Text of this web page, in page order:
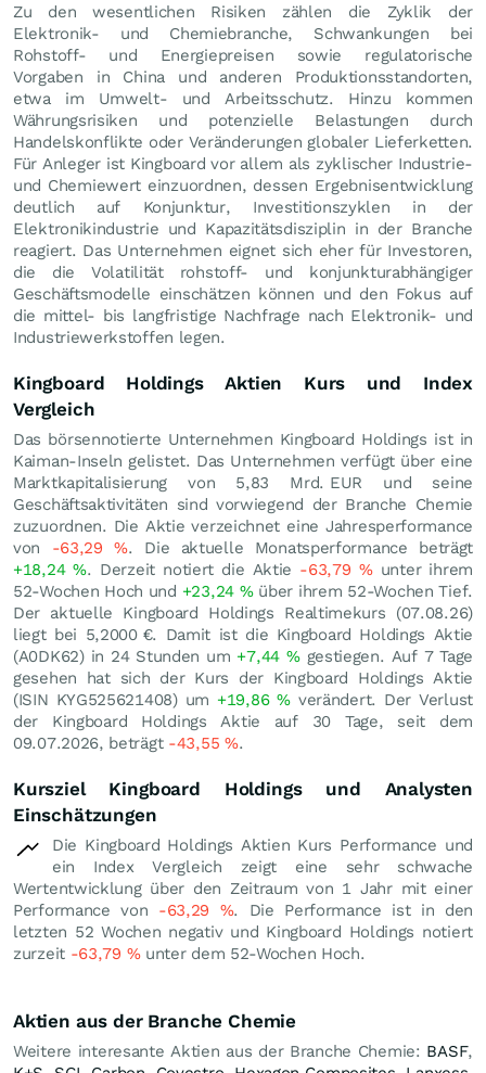
Zu den wesentlichen Risiken zählen die Zyklik der
Elektronik- und Chemiebranche, Schwankungen bei
Rohstoff- und Energiepreisen sowie regulatorische
Vorgaben in China und anderen Produktionsstandorten,
etwa im Umwelt- und Arbeitsschutz. Hinzu kommen
Währungsrisiken und potenzielle Belastungen durch
Handelskonflikte oder Veränderungen globaler Lieferketten.
Für Anleger ist Kingboard vor allem als zyklischer Industrie-
und Chemiewert einzuordnen, dessen Ergebnisentwicklung
deutlich auf Konjunktur, Investitionszyklen in der
Elektronikindustrie und Kapazitätsdisziplin in der Branche
reagiert. Das Unternehmen eignet sich eher für Investoren,
die die Volatilität rohstoff- und konjunkturabhängiger
Geschäftsmodelle einschätzen können und den Fokus auf
die mittel- bis langfristige Nachfrage nach Elektronik- und
Industriewerkstoffen legen.
Kingboard Holdings Aktien Kurs und Index
Vergleich
Das börsennotierte Unternehmen Kingboard Holdings ist in
Kaiman-Inseln gelistet. Das Unternehmen verfügt über eine
Marktkapitalisierung von 5,83 Mrd. EUR und seine
Geschäftsaktivitäten sind vorwiegend der Branche Chemie
zuzuordnen. Die Aktie verzeichnet eine Jahresperformance
von -63,29%. Die aktuelle Monatsperformance beträgt
+18,24%. Derzeit notiert die Aktie -63,79 %unter ihrem
52-Wochen Hoch und +23,24 %über ihrem 52-Wochen Tief.
Der aktuelle Kingboard Holdings Realtimekurs (07.08.26)
liegt bei 5,2000 €. Damit ist die Kingboard Holdings Aktie
(A0DK62) in 24 Stunden um +7,44 %gestiegen. Auf 7 Tage
gesehen hat sich der Kurs der Kingboard Holdings Aktie
(ISIN KYG525621408) um +19,86%verändert. Der Verlust
der Kingboard Holdings Aktie auf 30 Tage, seit dem
09.07.2026, beträgt -43,55 %.
Kursziel Kingboard Holdings und Analysten
Einschätzungen
Die Kingboard Holdings Aktien Kurs Performance und
ein Index Vergleich zeigt eine sehr schwache
Wertentwicklung über den Zeitraum von 1 Jahr mit einer
Performance von -63,29 %. Die Performance ist in den
letzten 52 Wochen negativ und Kingboard Holdings notiert
zurzeit -63,79 %unter dem 52-Wochen Hoch.
Aktien aus der Branche Chemie
Weitere interesante Aktien aus der Branche Chemie: BASF,